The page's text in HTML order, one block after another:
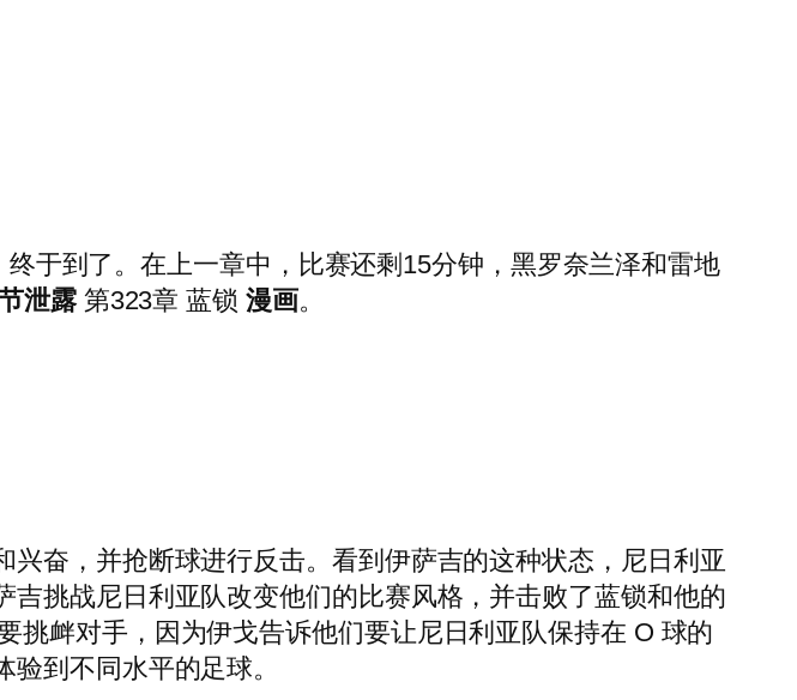
终于到了。在上一章中，比赛还剩15分钟，黑罗奈兰泽和雷地
泄露第323章 蓝锁 漫画。
奋，并抢断球进行反击。看到伊萨吉的这种状态，尼日利亚
挑战尼日利亚队改变他们的比赛风格，并击败了蓝锁和他的
挑衅对手，因为伊戈告诉他们要让尼日利亚队保持在 O 球的
到不同水平的足球。